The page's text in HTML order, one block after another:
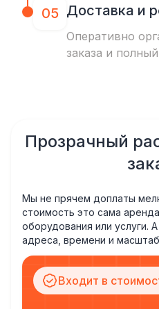
05 Доставка и
Оперативно
заказа и
Прозрачный
Мы не прячем доплаты
стоимость это сама
оборудования или услуги.
адреса, времени и
Входит в